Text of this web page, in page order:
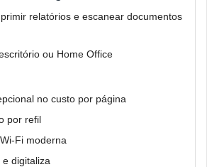
relatórios e escanear documentos
ou Home Office
no custo por página
por refil
Fi moderna
digitaliza